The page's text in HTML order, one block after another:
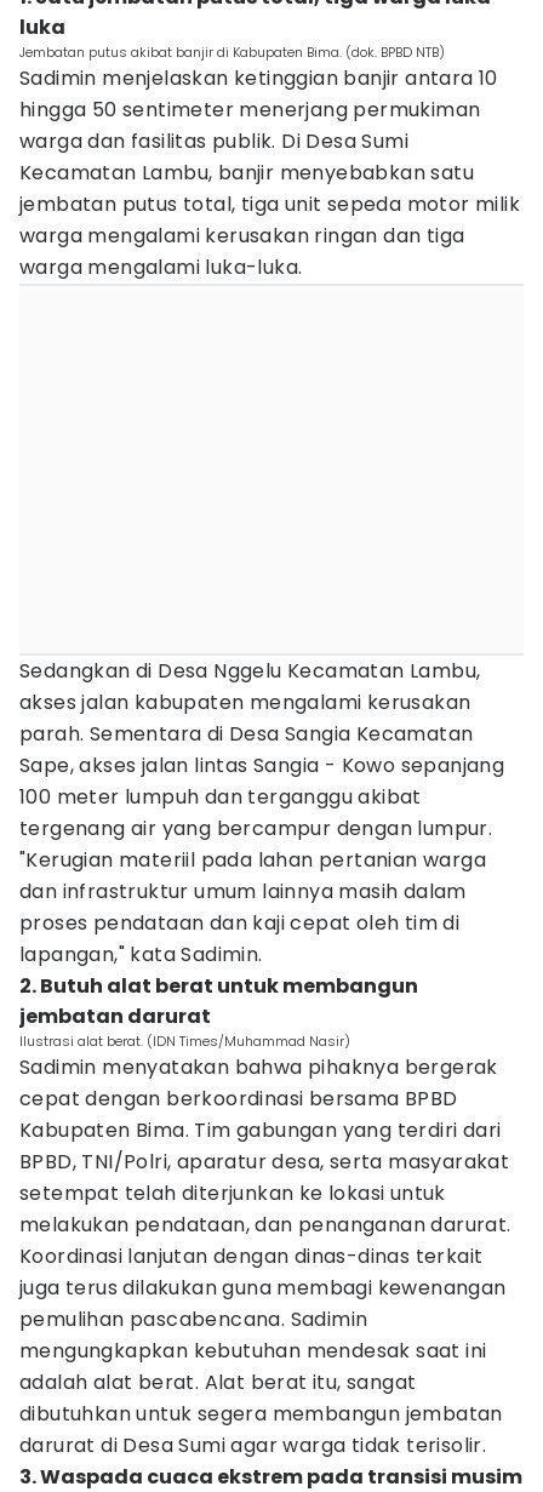
luka
Jembatan putus akibat banjir di Kabupaten Bima. (dok. BPBD NTB)
Sadimin menjelaskan ketinggian banjir antara 10
hingga 50 sentimeter menerjang permukiman
warga dan fasilitas publik. Di Desa Sumi
Kecamatan Lambu, banjir menyebabkan satu
jembatan putus total, tiga unit sepeda motor milik
warga mengalami kerusakan ringan dan tiga
warga mengalami luka-luka.
Sedangkan di Desa Nggelu Kecamatan Lambu,
akses jalan kabupaten mengalami kerusakan
parah. Sementara di Desa Sangia Kecamatan
Sape, akses jalan lintas Sangia - Kowo sepanjang
100 meter lumpuh dan terganggu akibat
tergenang air yang bercampur dengan lumpur.
"Kerugian materiil pada lahan pertanian warga
dan infrastruktur umum lainnya masih dalam
proses pendataan dan kaji cepat oleh tim di
lapangan," kata Sadimin.
2. Butuh alat berat untuk membangun
jembatan darurat
Ilustrasi alat berat. (IDN Times/Muhammad Nasir)
Sadimin menyatakan bahwa pihaknya bergerak
cepat dengan berkoordinasi bersama BPBD
Kabupaten Bima. Tim gabungan yang terdiri dari
BPBD, TNI/Polri, aparatur desa, serta masyarakat
setempat telah diterjunkan ke lokasi untuk
melakukan pendataan, dan penanganan darurat.
Koordinasi lanjutan dengan dinas-dinas terkait
juga terus dilakukan guna membagi kewenangan
pemulihan pascabencana. Sadimin
mengungkapkan kebutuhan mendesak saat ini
adalah alat berat. Alat berat itu, sangat
dibutuhkan untuk segera membangun jembatan
darurat di Desa Sumi agar warga tidak terisolir.
3. Waspada cuaca ekstrem pada transisi musim